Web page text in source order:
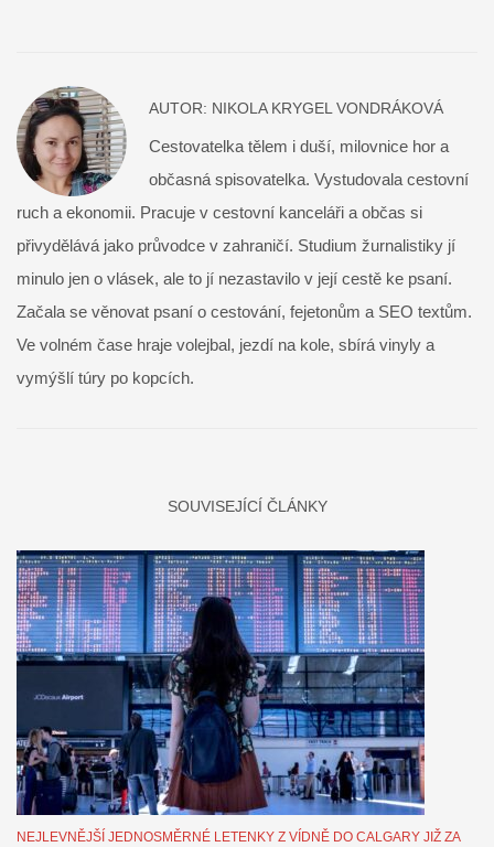
AUTOR: NIKOLA KRYGEL VONDRÁKOVÁ
Cestovatelka tělem i duší, milovnice hor a
občasná spisovatelka. Vystudovala cestovní
ruch a ekonomii. Pracuje v cestovní kanceláři a občas si
přivydělává jako průvodce v zahraničí. Studium žurnalistiky jí
minulo jen o vlásek, ale to jí nezastavilo v její cestě ke psaní.
Začala se věnovat psaní o cestování, fejetonům a SEO textům.
Ve volném čase hraje volejbal, jezdí na kole, sbírá vinyly a
vymýšlí túry po kopcích.
SOUVISEJÍCÍ ČLÁNKY
NEJLEVNĚJŠÍ JEDNOSMĚRNÉ LETENKY Z VÍDNĚ DO CALGARY JIŽ ZA